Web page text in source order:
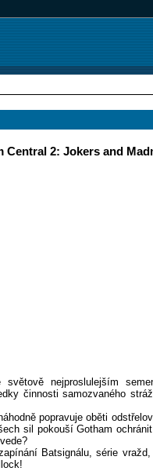
Central 2: Jokers and
nejproslulejším
činnosti samozvaného
popravuje oběti
sil pokouší Gotham
Batsignálu, série